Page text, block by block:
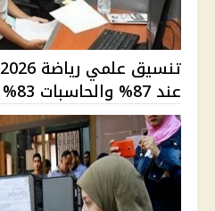
عند 87% والحاسبات 83% وأماكن بال...